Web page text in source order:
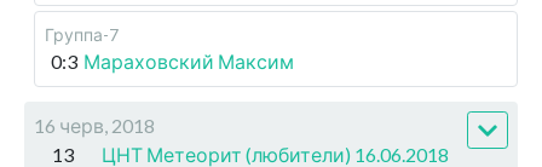
Группа-7
0:3 Мараховский Максим
16 черв, 2018
13
ЦНТ Метеорит (любители) 16.06.2018